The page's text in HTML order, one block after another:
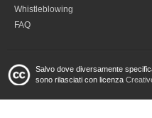
Whistleblowing
FAQ
Salvo dove diversamente
sono rilasciati con licenza